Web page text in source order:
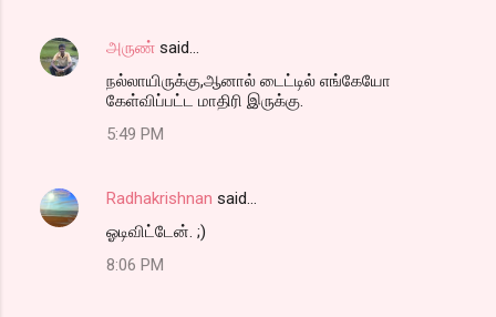
அருண் said…
நல்லாயிருக்கு,ஆனால் டைட்டில் எங்கேயோ
கேள்விப்பட்ட மாதிரி இருக்கு.
5:49 PM
Radhakrishnan said…
ஓடிவிட்டேன். ;)
8:06 PM